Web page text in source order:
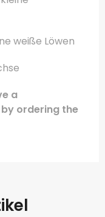
weiße Löwen
a
ordering the